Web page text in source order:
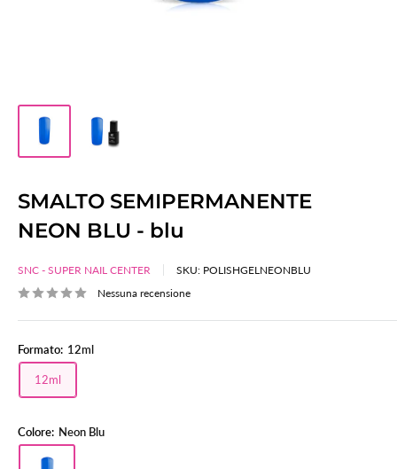
SMALTO SEMIPERMANENTE
NEON BLU - blu
SNC - SUPER NAIL CENTER SKU: POLISHGELNEONBLU
Nessuna recensione
Formato: 12ml
12ml
Colore: Neon Blu